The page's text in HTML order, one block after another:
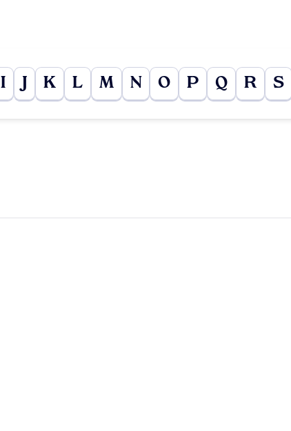
I K L M N O P Q R S